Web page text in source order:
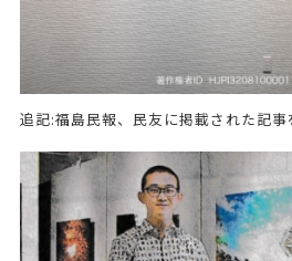
追記:福島民報、民友に掲載された記事